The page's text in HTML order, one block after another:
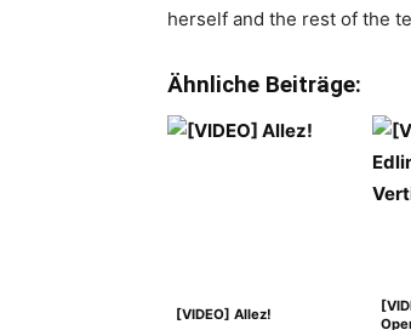
herself and the rest of the
Ähnliche Beiträge:
[VIDEO] Allez!